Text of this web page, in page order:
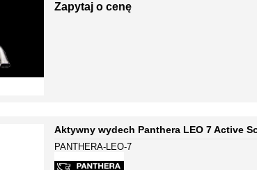
Zapytaj o cenę
Aktywny wydech Panthera LEO 7 Active
PANTHERA-LEO-7